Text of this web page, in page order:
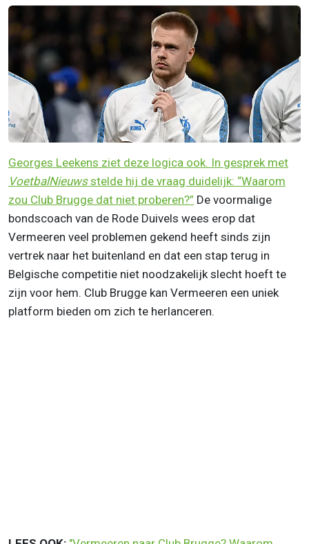
Georges Leekens ziet deze logica ook. In gesprek met
VoetbalNieuwsstelde hij de vraag duidelijk: “Waarom
zou Club Brugge dat niet proberen?” De voormalige
bondscoach van de Rode Duivels wees erop dat
Vermeeren veel problemen gekend heeft sinds zijn
vertrek naar het buitenland en dat een stap terug in
Belgische competitie niet noodzakelijk slecht hoeft te
zijn voor hem. Club Brugge kan Vermeeren een uniek
platform bieden om zich te herlanceren.